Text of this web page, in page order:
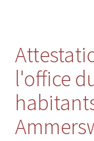
l'office